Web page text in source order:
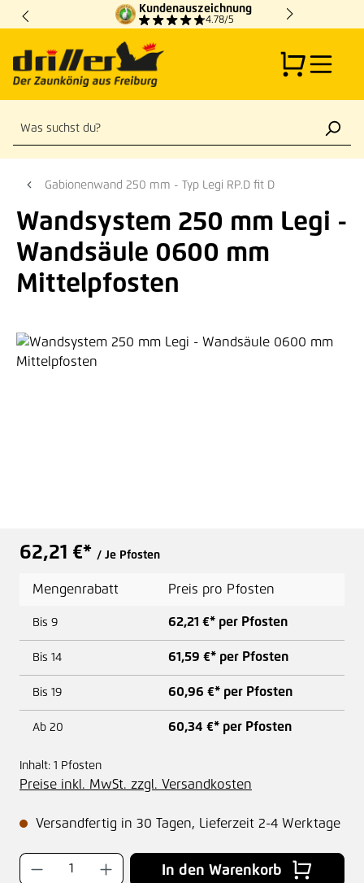
Zum Hauptinhalt springen
Kundenauszeichnung
4.78/5
Gabionenwand 250 mm - Typ Legi RP.D fit D
Wandsystem 250 mm Legi -
Wandsäule 0600 mm
Mittelpfosten
Bildergalerie überspringen
62,21 €* / Je Pfosten
Mengenrabatt Preis pro Pfosten
Bis 9 62,21 €* per Pfosten
Bis 14 61,59 €* per Pfosten
Bis 19 60,96 €* per Pfosten
Ab 20 60,34 €* per Pfosten
Inhalt: 1 Pfosten
Preise inkl. MwSt. zzgl. Versandkosten
Versandfertig in 30 Tagen, Lieferzeit 2-4 Werktage
Produkt Anzahl: Gib den gewünschten
In den Warenkorb